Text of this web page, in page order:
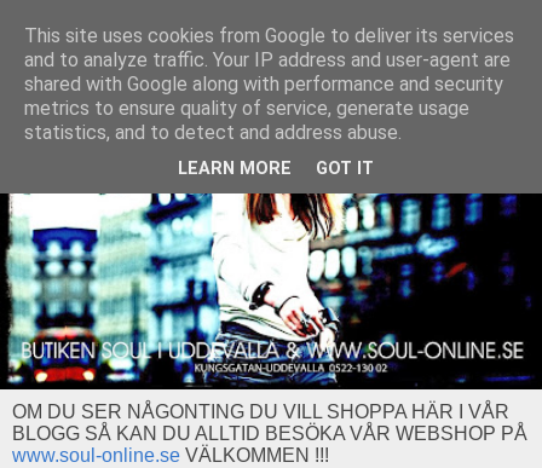
OM DU SER NÅGONTING DU VILL SHOPPA HÄR I VÅR
BLOGG SÅ KAN DU ALLTID BESÖKA VÅR WEBSHOP PÅ
www.soul-online.se VÄLKOMMEN !!!
This site uses cookies from Google to deliver its services
and to analyze traffic. Your IP address and user-agent are
shared with Google along with performance and security
metrics to ensure quality of service, generate usage
statistics, and to detect and address abuse.
LEARN MORE GOT IT